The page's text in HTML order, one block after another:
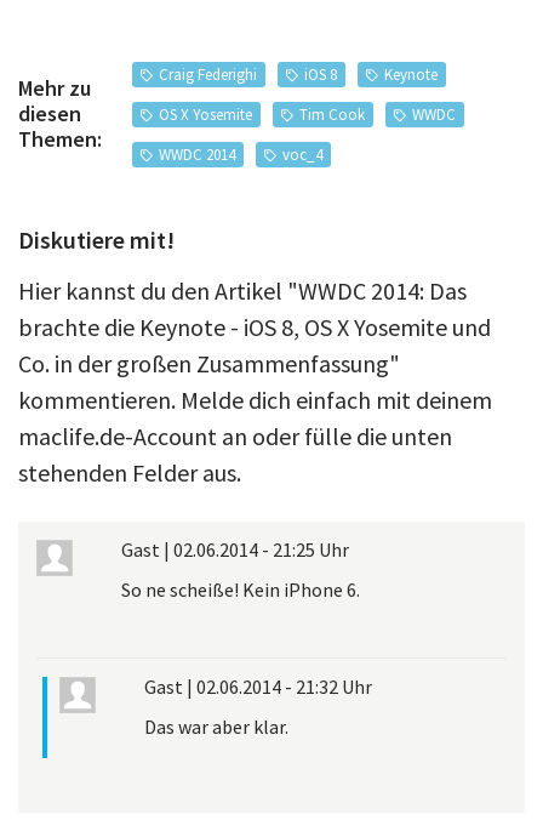
Mehr zu
diesen
Themen:
Craig Federighi iOS 8
Keynote
OS X Yosemite
Tim Cook
WWDC
WWDC 2014
voc_4
Diskutiere mit!
Hier kannst du den Artikel "WWDC 2014: Das
brachte die Keynote - iOS 8, OS X Yosemite und
Co. in der großen Zusammenfassung"
kommentieren. Melde dich einfach mit deinem
maclife.de-Account an oder fülle die unten
stehenden Felder aus.
Gast | 02.06.2014 - 21:25 Uhr
So ne scheiße! Kein iPhone 6.
Gast | 02.06.2014 - 21:32 Uhr
Das war aber klar.